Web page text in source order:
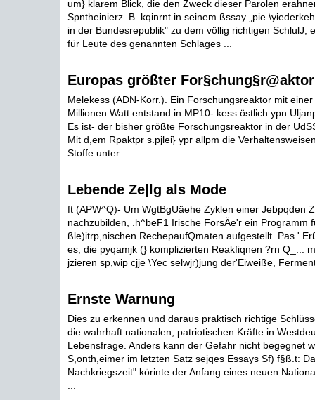
um} klarem Blick, die den Zweck dieser Parolen
Spntheinierz. B. kqinrnt in seinem ßssay „pie
in der Bundesrepublik" zu dem völlig richtigen SchlulJ,
für Leute des genannten Schlages ...
Europas größter For§chung§r@aktor
Melekess (ADN-Korr.). Ein Forschungsreaktor mit
Millionen Watt entstand in MP10- kess östlich ypn
Es ist- der bisher größte Forschungsreaktor in der
Mit d,em Rpaktpr s.pjlei} ypr allpm die
Stoffe unter ...
Lebende Ze|lg als Mode
ft (APW^Q)- Um WgtBgUäehe Zyklen einer Jebpqden
nachzubilden, .h^beF1 Irische ForsÄe'r ein Programm
ßle)itrp,nischen RechepaufQmaten aufgestellt. Pas.'
es, die pyqamjk (} komplizierten Reakfiqnen ?rn Q_...
jzieren sp,wip cjje \Yec selwjr)jung der'Eiweiße,
Ernste Warnung
Dies zu erkennen und daraus praktisch richtige
die wahrhaft nationalen, patriotischen Kräfte in
Lebensfrage. Anders kann der Gefahr nicht begegnet
S,onth,eimer im letzten Satz sejqes Essays Sf) f§ß.t:
Nachkriegszeit" körinte der Anfang eines neuen